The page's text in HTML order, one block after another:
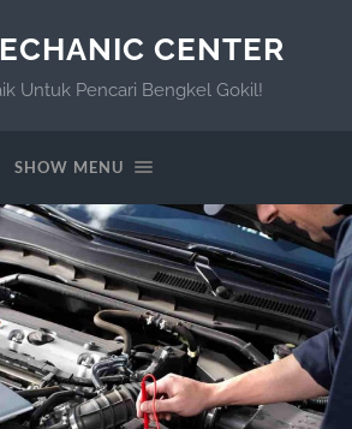
CENTER
Untuk Pencari Bengkel Gokil!
SHOW MENU